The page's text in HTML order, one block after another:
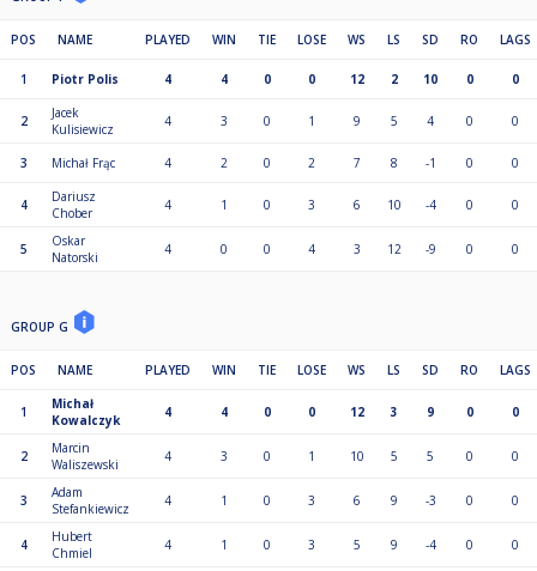
POS NAME PLAYED WIN TIE LOSE WS LS SD RO LAGS
1 Piotr Polis 4 4 0 0 12 2 10 0 0
2
Jacek
Kulisiewicz
4 3 0 1 9 5 4 0 0
3 Michał Frąc 4 2 0 2 7 8 -1 0 0
4
Dariusz
Chober
4 1 0 3 6 10 -4 0 0
5
Oskar
Natorski
4 0 0 4 3 12 -9 0 0
GROUP G
POS NAME PLAYED WIN TIE LOSE WS LS SD RO LAGS
1
Michał
Kowalczyk
4 4 0 0 12 3 9 0 0
2
Marcin
Waliszewski
4 3 0 1 10 5 5 0 0
3
Adam
Stefankiewicz
4 1 0 3 6 9 -3 0 0
4
Hubert
Chmiel
4 1 0 3 5 9 -4 0 0